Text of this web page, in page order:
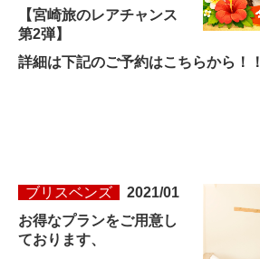
【宮崎旅のレアチャンス
第2弾】
詳細は下記のご予約はこちらから！！
ブリスベンズ
2021/01
お得なプランをご用意し
ております、